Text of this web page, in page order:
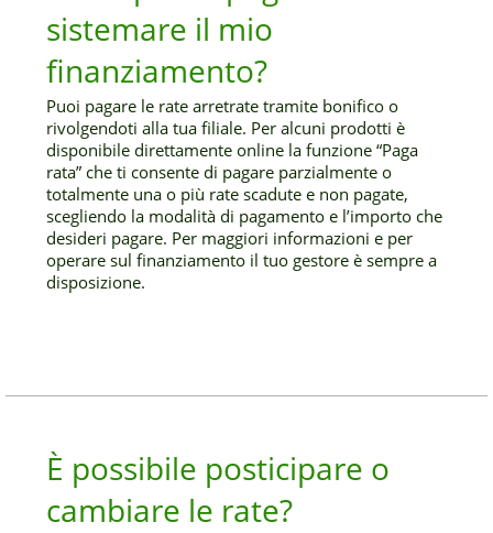
sistemare il mio
finanziamento?
Puoi pagare le rate arretrate tramite bonifico o
rivolgendoti alla tua filiale. Per alcuni prodotti è
disponibile direttamente online la funzione “Paga
rata” che ti consente di pagare parzialmente o
totalmente una o più rate scadute e non pagate,
scegliendo la modalità di pagamento e l’importo che
desideri pagare. Per maggiori informazioni e per
operare sul finanziamento il tuo gestore è sempre a
disposizione.
È possibile posticipare o
cambiare le rate?